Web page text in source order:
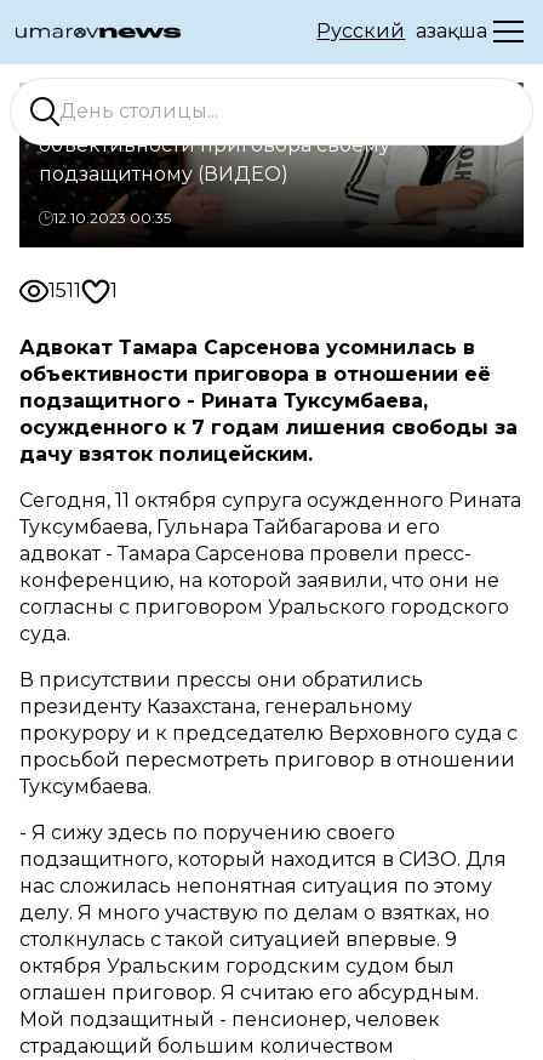
Русский Қазақша
В Уральске адвокат усомнилась в
объективности приговора своему
подзащитному (ВИДЕО)
12.10.2023 00:35
1511 1
Адвокат Тамара Сарсенова усомнилась в
объективности приговора в отношении её
подзащитного - Рината Туксумбаева,
осужденного к 7 годам лишения свободы за
дачу взяток полицейским.
Сегодня, 11 октября супруга осужденного Рината
Туксумбаева, Гульнара Тайбагарова и его
адвокат - Тамара Сарсенова провели пресс-
конференцию, на которой заявили, что они не
согласны с приговором Уральского городского
суда.
В присутствии прессы они обратились
президенту Казахстана, генеральному
прокурору и к председателю Верховного суда с
просьбой пересмотреть приговор в отношении
Туксумбаева.
- Я сижу здесь по поручению своего
подзащитного, который находится в СИЗО. Для
нас сложилась непонятная ситуация по этому
делу. Я много участвую по делам о взятках, но
столкнулась с такой ситуацией впервые. 9
октября Уральским городским судом был
оглашен приговор. Я считаю его абсурдным.
Мой подзащитный - пенсионер, человек
страдающий большим количеством